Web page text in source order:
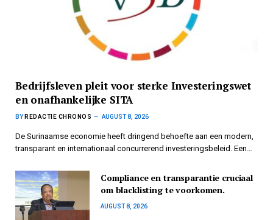
Bedrijfsleven pleit voor sterke Investeringswet
en onafhankelijke SITA
BY REDACTIE CHRONOS AUGUST 8, 2026
De Surinaamse economie heeft dringend behoefte aan een modern,
transparant en internationaal concurrerend investeringsbeleid. Een…
Compliance en transparantie cruciaal
om blacklisting te voorkomen.
AUGUST 8, 2026